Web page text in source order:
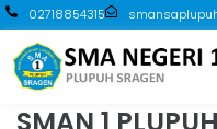
02718854315
SMAN 1